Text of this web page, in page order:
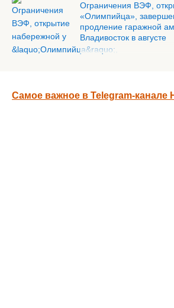
Ограничения ВЭФ,
«Олимпийца»,
продление гаражной
Владивосток в августе
Самое важное в Telegram-канале